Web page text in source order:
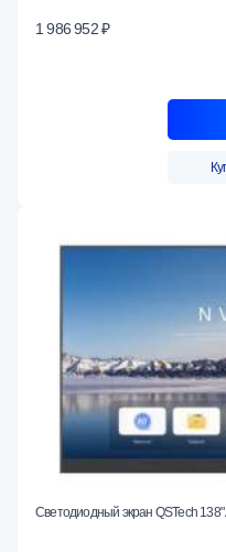
1 986 952 ₽
Светодиодный экран QSTech